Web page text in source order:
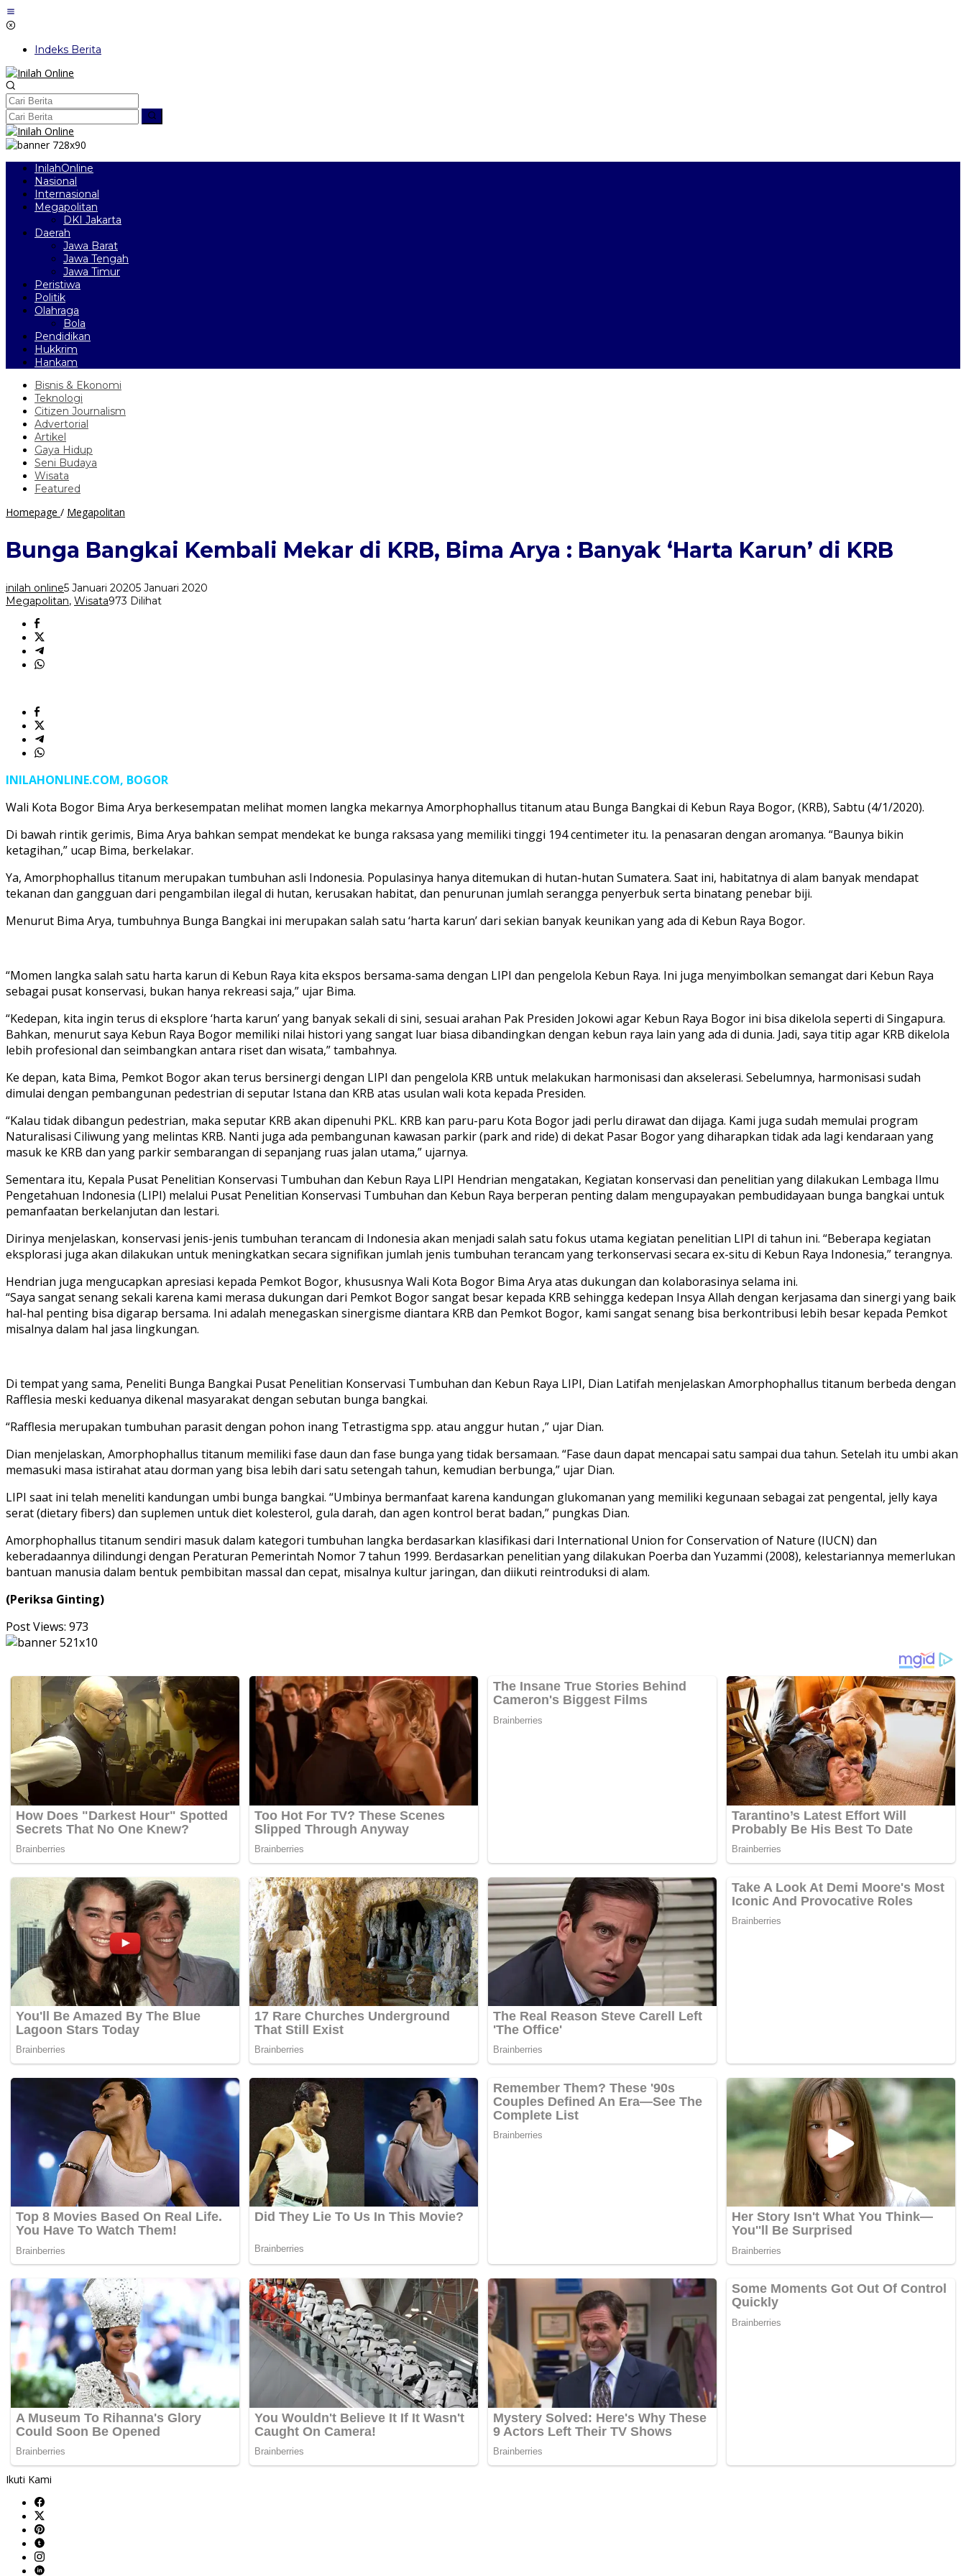
Lewati
ke
Indeks Berita
InilahOnline
Nasional
Internasional
Megapolitan
DKI Jakarta
Daerah
Jawa Barat
Jawa Tengah
Jawa Timur
Peristiwa
Politik
Olahraga
Bola
Pendidikan
Hukkrim
Hankam
Bisnis & Ekonomi
Teknologi
Citizen Journalism
Advertorial
Artikel
Gaya Hidup
Seni Budaya
Wisata
Featured
Homepage / Megapolitan
Kembali
Mekar
Bima
Arya
Bunga Bangkai Kembali Mekar di KRB, Bima Arya : Banyak ‘Harta Karun’ di KRB
inilah online5 Januari 20205 Januari 2020
Megapolitan, Wisata973 Dilihat
INILAHONLINE.COM, BOGOR
Wali Kota Bogor Bima Arya berkesempatan melihat momen langka mekarnya Amorphophallus titanum atau Bunga Bangkai di Kebun Raya Bogor, (KRB), Sabtu (4/1/2020).
Di bawah rintik gerimis, Bima Arya bahkan sempat mendekat ke bunga raksasa yang memiliki tinggi 194 centimeter itu. Ia penasaran dengan aromanya. “Baunya bikin
ketagihan,” ucap Bima, berkelakar.
Ya, Amorphophallus titanum merupakan tumbuhan asli Indonesia. Populasinya hanya ditemukan di hutan-hutan Sumatera. Saat ini, habitatnya di alam banyak mendapat
tekanan dan gangguan dari pengambilan ilegal di hutan, kerusakan habitat, dan penurunan jumlah serangga penyerbuk serta binatang penebar biji.
Menurut Bima Arya, tumbuhnya Bunga Bangkai ini merupakan salah satu ‘harta karun’ dari sekian banyak keunikan yang ada di Kebun Raya Bogor.
“Momen langka salah satu harta karun di Kebun Raya kita ekspos bersama-sama dengan LIPI dan pengelola Kebun Raya. Ini juga menyimbolkan semangat dari Kebun Raya
sebagai pusat konservasi, bukan hanya rekreasi saja,” ujar Bima.
“Kedepan, kita ingin terus di eksplore ‘harta karun’ yang banyak sekali di sini, sesuai arahan Pak Presiden Jokowi agar Kebun Raya Bogor ini bisa dikelola seperti di Singapura.
Bahkan, menurut saya Kebun Raya Bogor memiliki nilai histori yang sangat luar biasa dibandingkan dengan kebun raya lain yang ada di dunia. Jadi, saya titip agar KRB dikelola
lebih profesional dan seimbangkan antara riset dan wisata,” tambahnya.
Ke depan, kata Bima, Pemkot Bogor akan terus bersinergi dengan LIPI dan pengelola KRB untuk melakukan harmonisasi dan akselerasi. Sebelumnya, harmonisasi sudah
dimulai dengan pembangunan pedestrian di seputar Istana dan KRB atas usulan wali kota kepada Presiden.
“Kalau tidak dibangun pedestrian, maka seputar KRB akan dipenuhi PKL. KRB kan paru-paru Kota Bogor jadi perlu dirawat dan dijaga. Kami juga sudah memulai program
Naturalisasi Ciliwung yang melintas KRB. Nanti juga ada pembangunan kawasan parkir (park and ride) di dekat Pasar Bogor yang diharapkan tidak ada lagi kendaraan yang
masuk ke KRB dan yang parkir sembarangan di sepanjang ruas jalan utama,” ujarnya.
Sementara itu, Kepala Pusat Penelitian Konservasi Tumbuhan dan Kebun Raya LIPI Hendrian mengatakan, Kegiatan konservasi dan penelitian yang dilakukan Lembaga Ilmu
Pengetahuan Indonesia (LIPI) melalui Pusat Penelitian Konservasi Tumbuhan dan Kebun Raya berperan penting dalam mengupayakan pembudidayaan bunga bangkai untuk
pemanfaatan berkelanjutan dan lestari.
Dirinya menjelaskan, konservasi jenis-jenis tumbuhan terancam di Indonesia akan menjadi salah satu fokus utama kegiatan penelitian LIPI di tahun ini. “Beberapa kegiatan
eksplorasi juga akan dilakukan untuk meningkatkan secara signifikan jumlah jenis tumbuhan terancam yang terkonservasi secara ex-situ di Kebun Raya Indonesia,” terangnya.
Hendrian juga mengucapkan apresiasi kepada Pemkot Bogor, khususnya Wali Kota Bogor Bima Arya atas dukungan dan kolaborasinya selama ini.
“Saya sangat senang sekali karena kami merasa dukungan dari Pemkot Bogor sangat besar kepada KRB sehingga kedepan Insya Allah dengan kerjasama dan sinergi yang baik
hal-hal penting bisa digarap bersama. Ini adalah menegaskan sinergisme diantara KRB dan Pemkot Bogor, kami sangat senang bisa berkontribusi lebih besar kepada Pemkot
misalnya dalam hal jasa lingkungan.
Di tempat yang sama, Peneliti Bunga Bangkai Pusat Penelitian Konservasi Tumbuhan dan Kebun Raya LIPI, Dian Latifah menjelaskan Amorphophallus titanum berbeda dengan
Rafflesia meski keduanya dikenal masyarakat dengan sebutan bunga bangkai.
“Rafflesia merupakan tumbuhan parasit dengan pohon inang Tetrastigma spp. atau anggur hutan ,” ujar Dian.
Dian menjelaskan, Amorphophallus titanum memiliki fase daun dan fase bunga yang tidak bersamaan. “Fase daun dapat mencapai satu sampai dua tahun. Setelah itu umbi akan
memasuki masa istirahat atau dorman yang bisa lebih dari satu setengah tahun, kemudian berbunga,” ujar Dian.
LIPI saat ini telah meneliti kandungan umbi bunga bangkai. “Umbinya bermanfaat karena kandungan glukomanan yang memiliki kegunaan sebagai zat pengental, jelly kaya
serat (dietary fibers) dan suplemen untuk diet kolesterol, gula darah, dan agen kontrol berat badan,” pungkas Dian.
Amorphophallus titanum sendiri masuk dalam kategori tumbuhan langka berdasarkan klasifikasi dari International Union for Conservation of Nature (IUCN) dan
keberadaannya dilindungi dengan Peraturan Pemerintah Nomor 7 tahun 1999. Berdasarkan penelitian yang dilakukan Poerba dan Yuzammi (2008), kelestariannya memerlukan
bantuan manusia dalam bentuk pembibitan massal dan cepat, misalnya kultur jaringan, dan diikuti reintroduksi di alam.
(Periksa Ginting)
Post Views: 973
Ikuti Kami